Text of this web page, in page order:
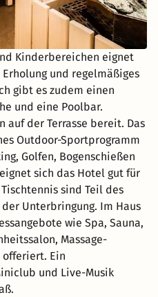
Kinderbereichen eignet
und regelmäßiges
gibt es zudem einen
und eine Poolbar.
auf der Terrasse bereit. Das
Outdoor-Sportprogramm
Golfen, Bogenschießen
sich das Hotel gut für
sind Teil des
Unterbringung. Im Haus
wie Spa, Sauna,
Massage-
offeriert. Ein
und Live-Musik